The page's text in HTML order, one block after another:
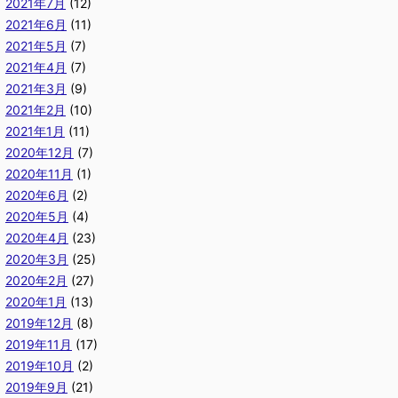
2021年7月 (12)
2021年6月 (11)
2021年5月 (7)
2021年4月 (7)
2021年3月 (9)
2021年2月 (10)
2021年1月 (11)
2020年12月 (7)
2020年11月 (1)
2020年6月 (2)
2020年5月 (4)
2020年4月 (23)
2020年3月 (25)
2020年2月 (27)
2020年1月 (13)
2019年12月 (8)
2019年11月 (17)
2019年10月 (2)
2019年9月 (21)